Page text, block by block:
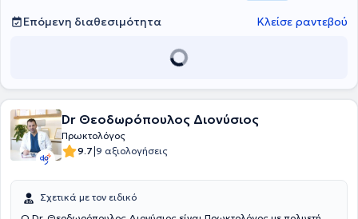
Επόμενη διαθεσιμότητα Κλείσε ραντεβού
Dr Θεοδωρόπουλος Διονύσιος
Πρωκτολόγος
9.7|9 αξιολογήσεις
Σχετικά με τον ειδικό